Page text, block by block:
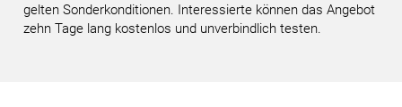
gelten Sonderkonditionen. Interessierte können das Angebot
zehn Tage lang kostenlos und unverbindlich testen.